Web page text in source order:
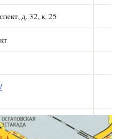
д. 32, к. 25